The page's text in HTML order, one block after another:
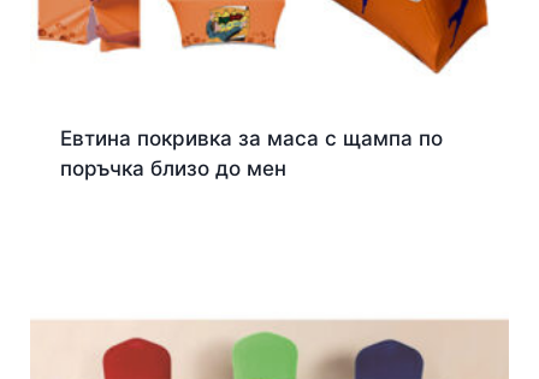
Евтина покривка за маса с щампа по
поръчка близо до мен